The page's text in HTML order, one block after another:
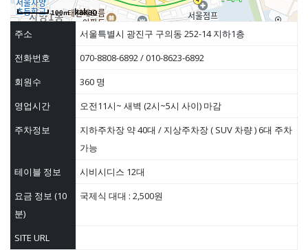
100m
주소
서울특별시 광진구 구의동 252-14 지하1층
전화번호
070-8808-6892 / 010-8623-6892
회원수
360 명
영업시간
오전11시~ 새벽 (2시~5시 사이) 마감
주차정보
지하주차장 약 40대 / 지상주차장 ( SUV 차량 ) 6대 주차
가능
테이블 정보
시비시디스 12대
요금 정보 (10
분)
국제식 대대 : 2,500원
SITE URL